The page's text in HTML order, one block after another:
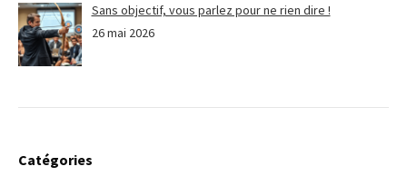
Sans objectif, vous parlez pour ne rien dire !
26 mai 2026
Catégories